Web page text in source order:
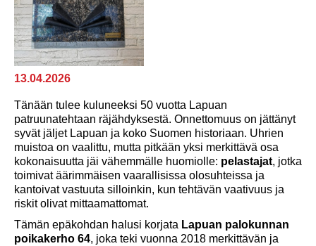
13.04.2026
Tänään tulee kuluneeksi 50 vuotta Lapuan
patruunatehtaan räjähdyksestä. Onnettomuus on jättänyt
syvät jäljet Lapuan ja koko Suomen historiaan. Uhrien
muistoa on vaalittu, mutta pitkään yksi merkittävä osa
kokonaisuutta jäi vähemmälle huomiolle: pelastajat, jotka
toimivat äärimmäisen vaarallisissa olosuhteissa ja
kantoivat vastuuta silloinkin, kun tehtävän vaativuus ja
riskit olivat mittaamattomat.
Tämän epäkohdan halusi korjata Lapuan palokunnan
poikakerho 64, joka teki vuonna 2018 merkittävän ja